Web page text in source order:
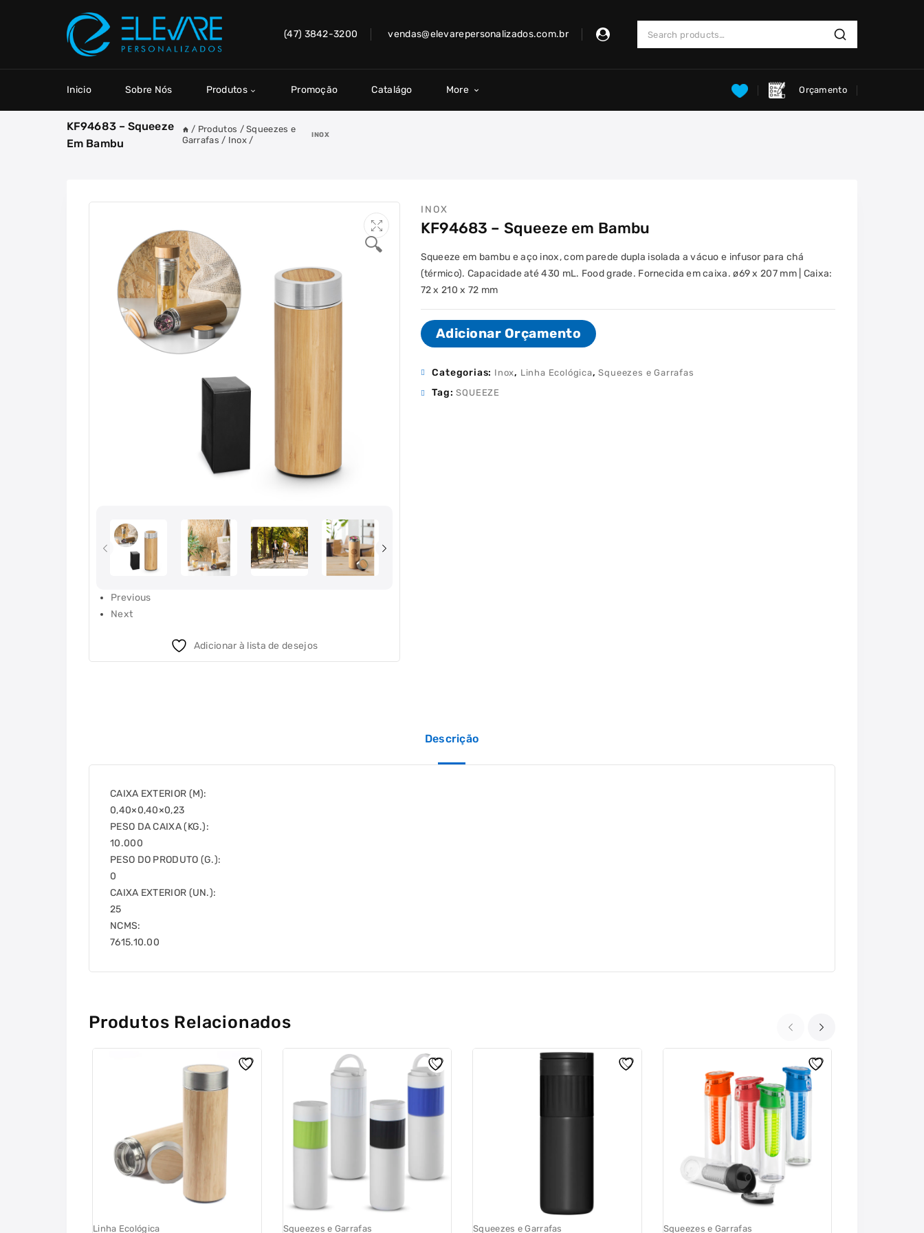
(47) 3842-3200 vendas@elevarepersonalizados.com.br Search
Inicio Sobre Nós Produtos Promoção Catalágo More Orçamento
KF94683 – Squeeze
Em Bambu
/ Produtos / Squeezes e
Garrafas / Inox /
INOX
🔍
Previous
Next
Adicionar à lista de desejos
INOX
KF94683 – Squeeze em Bambu
Squeeze em bambu e aço inox, com parede dupla isolada a vácuo e infusor para chá
(térmico). Capacidade até 430 mL. Food grade. Fornecida em caixa. ø69 x 207 mm | Caixa:
72 x 210 x 72 mm
Adicionar Orçamento
Categorias: Inox, Linha Ecológica,Squeezes e Garrafas
Tag:SQUEEZE
Descrição
CAIXA EXTERIOR (M):
0,40×0,40×0,23
PESO DA CAIXA (KG.):
10.000
PESO DO PRODUTO (G.):
0
CAIXA EXTERIOR (UN.):
25
NCMS:
7615.10.00
Produtos Relacionados
Linha Ecológica Squeezes e Garrafas Squeezes e Garrafas Squeezes e Garrafas